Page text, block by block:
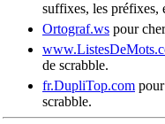
suffixes, les préfixes,
Ortograf.ws pour
de scrabble.
fr.DupliTop.com
scrabble.